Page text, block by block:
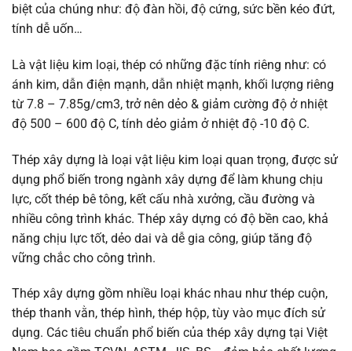
biệt của chúng như: độ đàn hồi, độ cứng, sức bền kéo đứt,
tính dễ uốn…
Là vật liệu kim loại, thép có những đặc tính riêng như: có
ánh kim, dẫn điện mạnh, dẫn nhiệt mạnh, khối lượng riêng
từ 7.8 – 7.85g/cm3, trở nên dẻo & giảm cường độ ở nhiệt
độ 500 – 600 độ C, tính dẻo giảm ở nhiệt độ -10 độ C.
Thép xây dựng là loại vật liệu kim loại quan trọng, được sử
dụng phổ biến trong ngành xây dựng để làm khung chịu
lực, cốt thép bê tông, kết cấu nhà xưởng, cầu đường và
nhiều công trình khác. Thép xây dựng có độ bền cao, khả
năng chịu lực tốt, dẻo dai và dễ gia công, giúp tăng độ
vững chắc cho công trình.
Thép xây dựng gồm nhiều loại khác nhau như thép cuộn,
thép thanh vằn, thép hình, thép hộp, tùy vào mục đích sử
dụng. Các tiêu chuẩn phổ biến của thép xây dựng tại Việt